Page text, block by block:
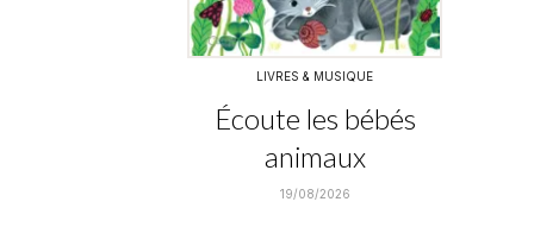
LIVRES & MUSIQUE
Écoute les bébés
animaux
19/08/2026